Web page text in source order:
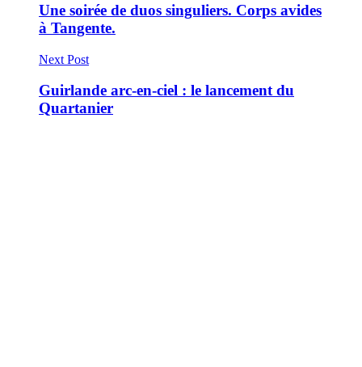
Une soirée de duos singuliers. Corps avides
à Tangente.
Next Post
Guirlande arc-en-ciel : le lancement du
Quartanier